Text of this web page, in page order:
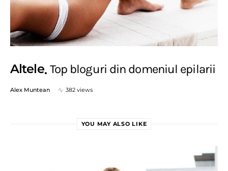
Altele Top bloguri din domeniul epilarii
Alex Muntean 382 views
YOU MAY ALSO LIKE